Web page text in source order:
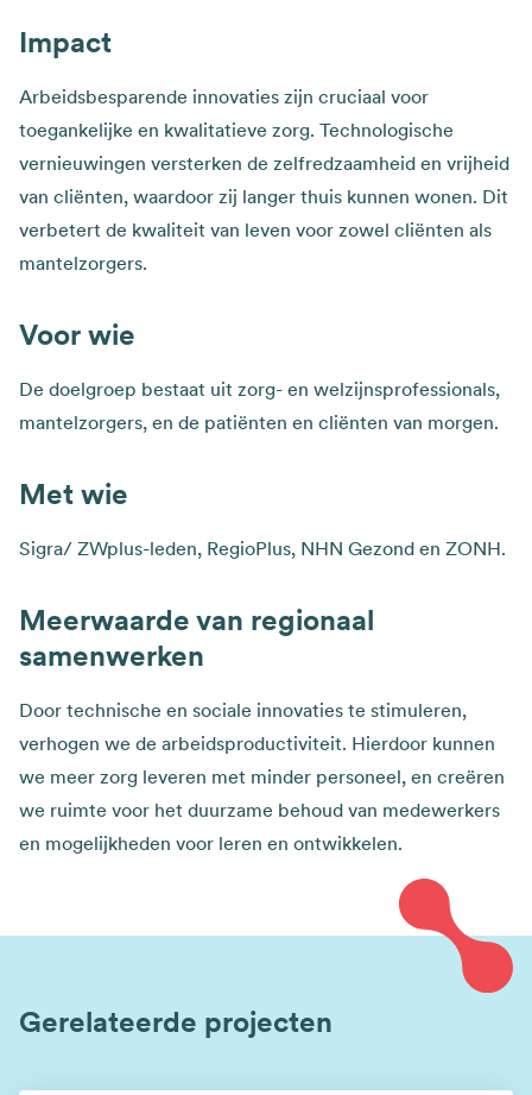
Impact
Arbeidsbesparende innovaties zijn cruciaal voor
toegankelijke en kwalitatieve zorg. Technologische
vernieuwingen versterken de zelfredzaamheid en vrijheid
van cliënten, waardoor zij langer thuis kunnen wonen. Dit
verbetert de kwaliteit van leven voor zowel cliënten als
mantelzorgers.
Voor wie
De doelgroep bestaat uit zorg- en welzijnsprofessionals,
mantelzorgers, en de patiënten en cliënten van morgen.
Met wie
Sigra/ ZWplus-leden, RegioPlus, NHN Gezond en ZONH.
Meerwaarde van regionaal
samenwerken
Door technische en sociale innovaties te stimuleren,
verhogen we de arbeidsproductiviteit. Hierdoor kunnen
we meer zorg leveren met minder personeel, en creëren
we ruimte voor het duurzame behoud van medewerkers
en mogelijkheden voor leren en ontwikkelen.
Gerelateerde projecten